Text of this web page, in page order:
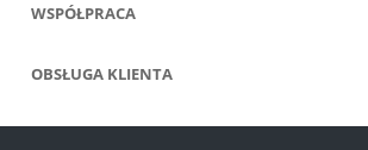
WSPÓŁPRACA
OBSŁUGA KLIENTA